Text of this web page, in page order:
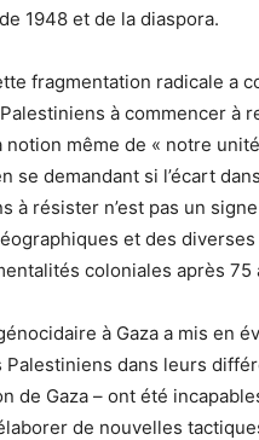
1948 et de la diaspora.
fragmentation radicale a
à commencer à
notion même de « notre
se demandant si l’écart
à résister n’est pas un
et des diverses
coloniales après 75
à Gaza a mis en
Palestiniens dans leurs
de Gaza – ont été
de nouvelles